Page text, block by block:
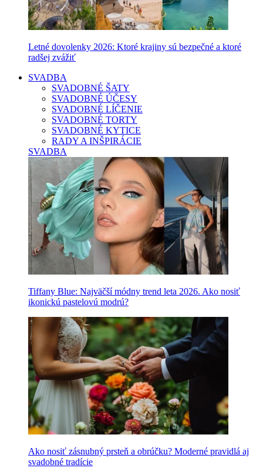
Letné dovolenky 2026: Ktoré krajiny sú bezpečné a ktoré
radšej zvážiť
SVADBA
SVADOBNÉ ŠATY
SVADOBNÉ ÚČESY
SVADOBNÉ LÍČENIE
SVADOBNÉ TORTY
SVADOBNÉ KYTICE
RADY A INŠPIRÁCIE
SVADBA
Tiffany Blue: Najväčší módny trend leta 2026. Ako nosiť
ikonickú pastelovú modrú?
Ako nosiť zásnubný prsteň a obrúčku? Moderné pravidlá aj
svadobné tradície